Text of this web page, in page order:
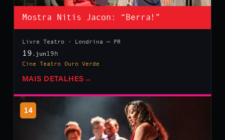
Mostra Nitis Jacon: “Berra!”
Livre Teatro · Londrina — PR
19 .jun 19h
Cine Teatro Ouro Verde
MAIS DETALHES →
14